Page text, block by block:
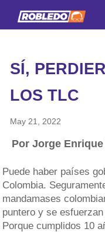
SÍ,
LOS TLC
May 21, 2022
Por Jorge
Puede haber países
Colombia.
mandamases
puntero y se
Porque cumplidos 10